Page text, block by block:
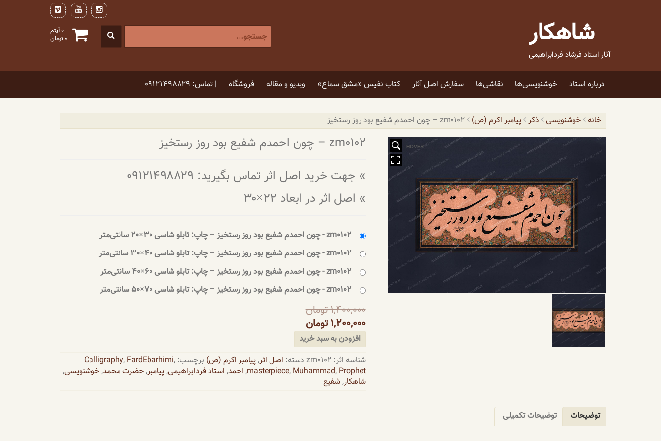
شاهکار
آثار استاد فرشاد فردابراهیمی
0 آیتم
0تومان
جستجو
برای
درباره استاد
خوشنویسی‌ها نقاشی‌ها سفارش اصل آثار کتاب نفیس «مشق سماع» ویدیو و مقاله فروشگاه | تماس: ۰۹۱۲۱۴۹۸۸۲۹
خانه خوشنویسی ذکر پیامبر اکرم (ص)
HOVER
zm0102 – چون احمدم شفیع بود روز رستخیز
» جهت خرید اصل اثر تماس بگیرید: ۰۹۱۲۱۴۹۸۸۲۹
» اصل اثر در ابعاد ۲۲×۳۰
zm0102 - چون احمدم شفیع بود روز رستخیز – چاپ: تابلو شاسی 30×20 سانتی‌متر
zm0102 - چون احمدم شفیع بود روز رستخیز – چاپ: تابلو شاسی 40×30 سانتی‌متر
zm0102 - چون احمدم شفیع بود روز رستخیز – چاپ: تابلو شاسی 60×40 سانتی‌متر
zm0102 - چون احمدم شفیع بود روز رستخیز – چاپ: تابلو شاسی 70×50 سانتی‌متر
1,400,000تومان
1,200,000 تومان
افزودن به سبد خرید
شناسه اثر:zm0102 دسته: اصل اثر,پیامبر اکرم (ص) برچسب: Calligraphy, FardEbarhimi,
masterpiece, Muhammad, Prophet
, احمد, استاد فردابراهیمی,پیامبر,حضرت محمد,خوشنویسی,
شاهکار,شفیع
توضیحات توضیحات تکمیلی